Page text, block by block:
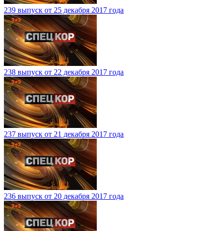
239 выпуск от 25 декабря 2017 года
238 выпуск от 22 декабря 2017 года
237 выпуск от 21 декабря 2017 года
236 выпуск от 20 декабря 2017 года